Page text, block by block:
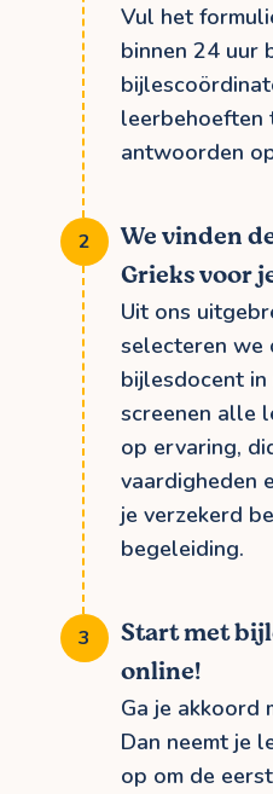
Vul het
binnen 24 uur
leerbehoeften
antwoorden
We vinden
Grieks voor
Uit ons
selecteren we
bijlesdocent
screenen alle
op ervaring,
vaardigheden
je verzekerd
begeleiding.
Start met
online!
Ga je akkoord
Dan neemt je
op om de